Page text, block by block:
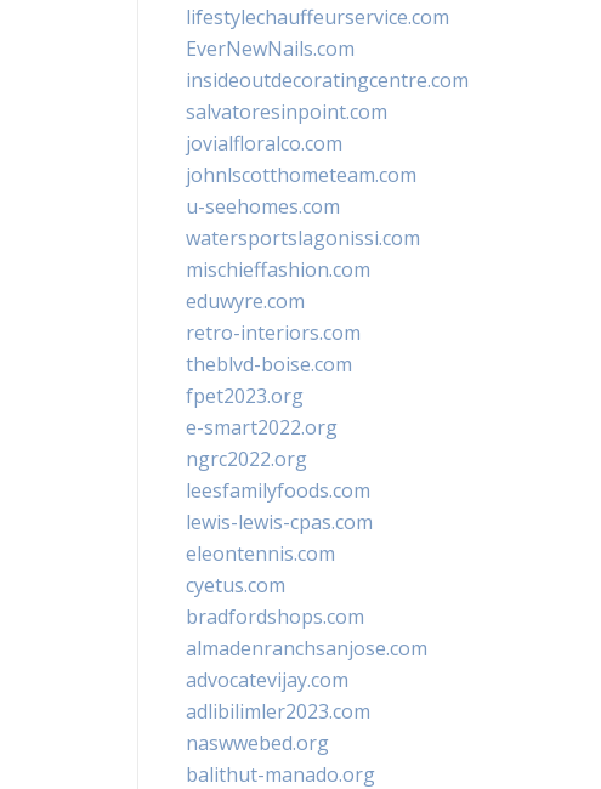
lifestylechauffeurservice.com
EverNewNails.com
insideoutdecoratingcentre.com
salvatoresinpoint.com
jovialfloralco.com
johnlscotthometeam.com
u-seehomes.com
watersportslagonissi.com
mischieffashion.com
eduwyre.com
retro-interiors.com
theblvd-boise.com
fpet2023.org
e-smart2022.org
ngrc2022.org
leesfamilyfoods.com
lewis-lewis-cpas.com
eleontennis.com
cyetus.com
bradfordshops.com
almadenranchsanjose.com
advocatevijay.com
adlibilimler2023.com
naswwebed.org
balithut-manado.org